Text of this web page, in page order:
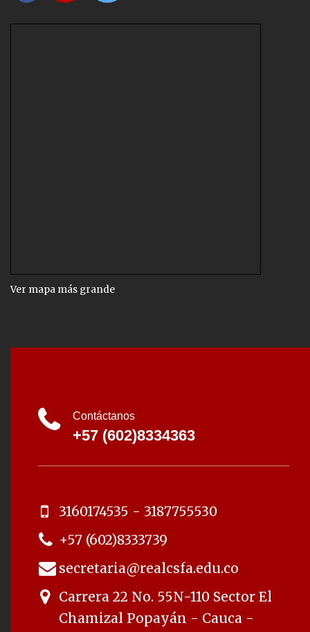
Ver mapa más grande
Contáctanos
+57 (602)8334363
3160174535 - 3187755530
+57 (602)8333739
secretaria@realcsfa.edu.co
Carrera 22 No. 55N-110 Sector El
Chamizal Popayán - Cauca -